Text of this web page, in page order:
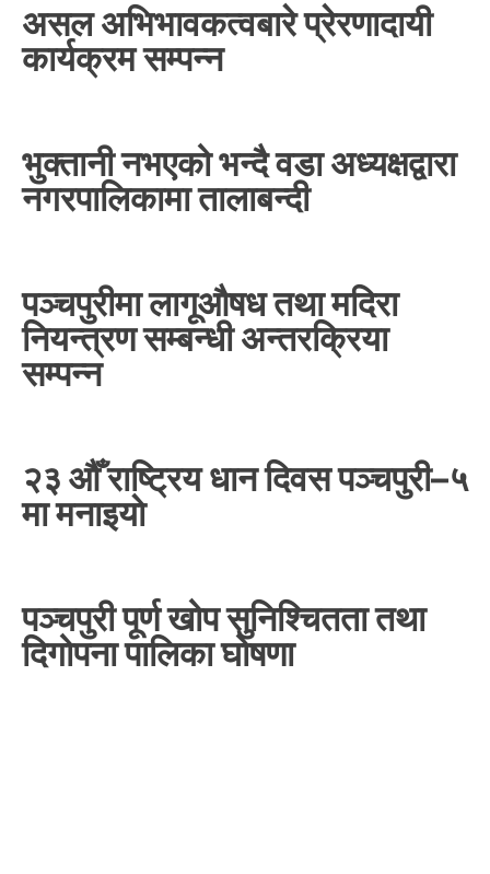
असल अभिभावकत्वबारे प्रेरणादायी
कार्यक्रम सम्पन्न
भुक्तानी नभएको भन्दै वडा अध्यक्षद्वारा
नगरपालिकामा तालाबन्दी
पञ्चपुरीमा लागूऔषध तथा मदिरा
नियन्त्रण सम्बन्धी अन्तरक्रिया
सम्पन्न
२३ औँ राष्ट्रिय धान दिवस पञ्चपुरी–५
मा मनाइयाे
पञ्चपुरी पूर्ण खोप सुनिश्चितता तथा
दिगोपना पालिका घोषणा